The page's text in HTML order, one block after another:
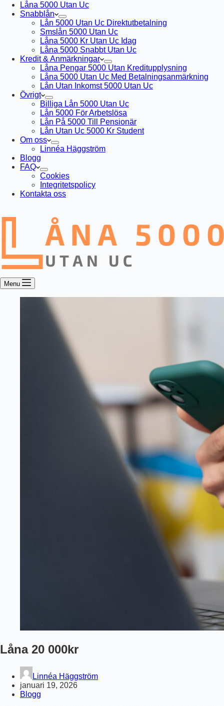
Låna 5000 Utan Uc
Snabblån
Lån 5000 Utan Uc Direktutbetalning
Smslån 5000 Utan Uc
Låna 5000 Kr Utan Uc Idag
Låna 5000 Snabbt Utan Uc
Kredit & Anmärkningar
Låna Pengar 5000 Utan Kreditupplysning
Låna 5000 Utan Uc Med Betalningsanmärkning
Lån Utan Inkomst 5000 Utan Uc
Övrigt
Billiga Lån 5000 Utan Uc
Lån 5000 För Arbetslösa
Lån På 5000 Till Pensionär
Lån Utan Uc 5000 Kr Student
Om oss
Linnéa Häggström
Blogg
FAQ
Cookies
Integritetspolicy
Kontakta oss
Menu
Låna 20 000kr
Linnéa Häggström
januari 19, 2026
Blogg